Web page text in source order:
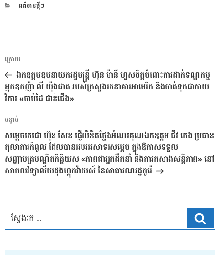
CATEGORIES
ពត៌មានថ្មីៗ
ការ​
នាំទិស​
ប្រកាស
អត្ថបទ
មុន
ក្រោយ
ឯកឧត្តមឧបនាយករដ្ឋមន្ដ្រី ហ៊ុន ម៉ានី ហួសចិត្តចំពោះការដាក់ទណ្ឌកម្ម
អ្នកឧកញ៉ា លី យ៉ុងផាត របស់ក្រសួងរតនាគារអាមេរិក និងចាត់ទុកជាកាយ
វិការ «ចាប់ដៃ ជាន់ជើង»
អត្ថបទ
បន្ទាប់
បន្ទាប់
សម្តេចតេជោ ហ៊ុន សែន ផ្ញើលិខិតថ្លែងអំណរគុណឯកឧត្តម ជីវ កេង ប្រធាន
តុលាការកំពូល ដែលបានអបអរសាទរសម្តេច ក្នុងឱកាសទទួល
សញ្ញាបត្របណ្ឌិតកិត្តិយស «ភាពជាអ្នកដឹកនាំ និងការកសាងសន្តិភាព» នៅ
សាកលវិទ្យាល័យដុងហ្គុកវ៉ាយស៍ នៃសាធារណរដ្ឋកូរ៉េ